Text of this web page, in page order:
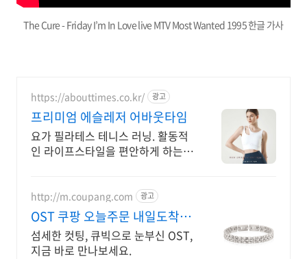
The Cure - Friday I’m In Love live MTV Most Wanted 1995 한글 가사
https://abouttimes.co.kr/ 광고
프리미엄 에슬레저 어바웃타임
요가 필라테스 테니스 러닝. 활동적
인 라이프스타일을 편안하게 하는
http://m.coupang.com 광고
OST 쿠팡 오늘주문 내일도착 로
켓배송
섬세한 컷팅, 큐빅으로 눈부신 OST,
지금 바로 만나보세요.